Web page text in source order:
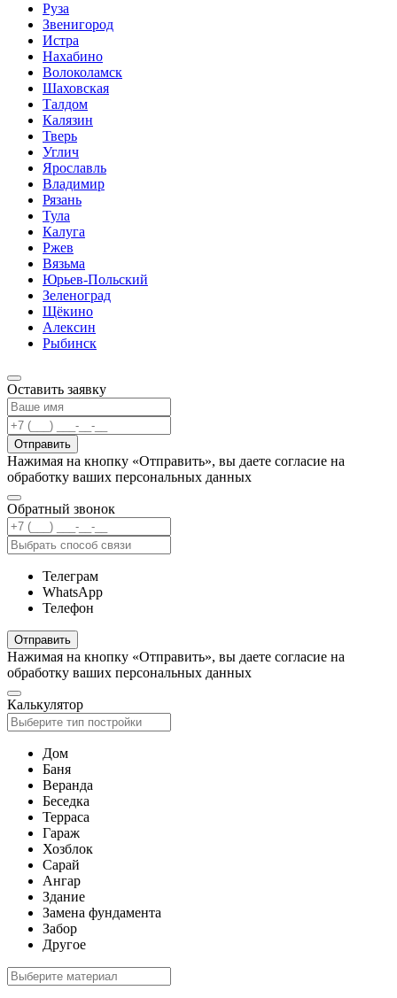
Руза
Звенигород
Истра
Нахабино
Волоколамск
Шаховская
Талдом
Калязин
Тверь
Углич
Ярославль
Владимир
Рязань
Тула
Калуга
Ржев
Вязьма
Юрьев-Польский
Зеленоград
Щёкино
Алексин
Рыбинск
Оставить заявку
Отправить
Нажимая на кнопку «Отправить», вы даете согласие на
обработку ваших персональных данных
Обратный звонок
Телеграм
WhatsApp
Телефон
Отправить
Нажимая на кнопку «Отправить», вы даете согласие на
обработку ваших персональных данных
Калькулятор
Дом
Баня
Веранда
Беседка
Терраса
Гараж
Хозблок
Сарай
Ангар
Здание
Замена фундамента
Забор
Другое